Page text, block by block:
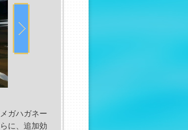
ガハガネー
に、追加効